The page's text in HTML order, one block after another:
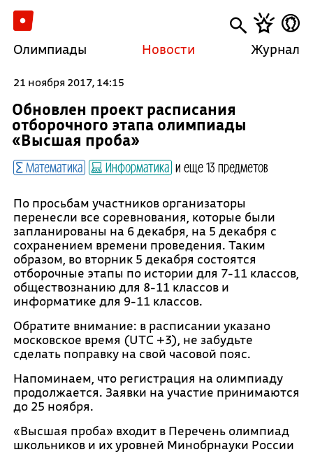
Олимпиады Новости Журнал
21 ноября 2017, 14:15
Обновлен проект расписания
отборочного этапа олимпиады
«Высшая проба»
Математика Информатика и еще 13 предметов
По просьбам участников организаторы
перенесли все соревнования, которые были
запланированы на 6 декабря, на 5 декабря с
сохранением времени проведения. Таким
образом, во вторник 5 декабря состоятся
отборочные этапы по истории для 7-11 классов,
обществознанию для 8-11 классов и
информатике для 9-11 классов.
Обратите внимание: в расписании указано
московское время (UTC +3), не забудьте
сделать поправку на свой часовой пояс.
Напоминаем, что регистрация на олимпиаду
продолжается. Заявки на участие принимаются
до 25 ноября.
«Высшая проба» входит в Перечень олимпиад
школьников и их уровней Минобрнауки России